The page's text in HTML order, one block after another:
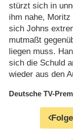
stürzt sich in
ihm nahe,
sich Johns
mutmaßt
liegen muss.
sich die Schuld
wieder aus den
Deutsche TV-